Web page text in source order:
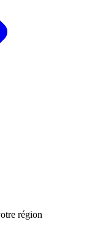
région